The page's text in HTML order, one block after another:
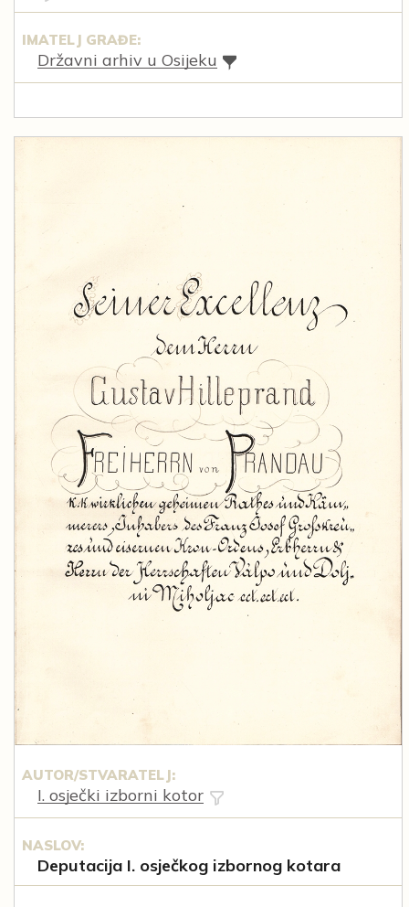
IMATELJ GRAĐE:
Državni arhiv u Osijeku
AUTOR/STVARATELJ:
I. osječki izborni kotor
NASLOV:
Deputacija I. osječkog izbornog kotara